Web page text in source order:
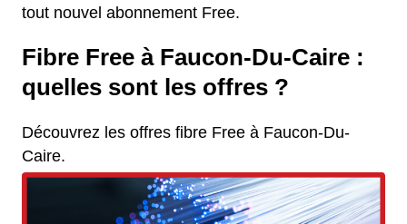
tout nouvel abonnement Free.
Fibre Free à Faucon-Du-Caire :
quelles sont les offres ?
Découvrez les offres fibre Free à Faucon-Du-
Caire.